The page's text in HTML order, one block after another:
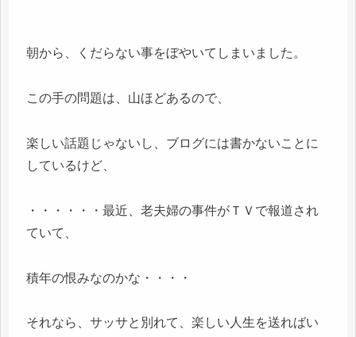
朝から、くだらない事をぼやいてしまいました。
この手の問題は、山ほどあるので、
楽しい話題じゃないし、ブログには書かないことに
しているけど、
・・・・・・最近、老夫婦の事件がＴＶで報道され
ていて、
積年の恨みなのかな・・・・
それなら、サッサと別れて、楽しい人生を送ればい